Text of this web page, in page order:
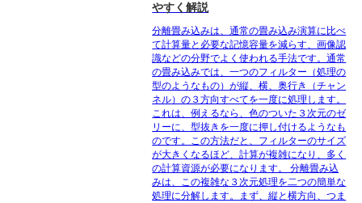
やすく解説
分離畳み込みは、通常の畳み込み演算に比べ
て計算量と必要な記憶容量を減らす、画像認
識などの分野でよく使われる手法です。通常
の畳み込みでは、一つのフィルター（処理の
型のようなもの）が縦、横、奥行き（チャン
ネル）の３方向すべてを一度に処理します。
これは、例えるなら、色のついた３次元のゼ
リーに、型抜きを一度に押し付けるようなも
のです。この方法だと、フィルターのサイズ
が大きくなるほど、計算が複雑になり、多く
の計算資源が必要になります。 分離畳み込
みは、この複雑な３次元処理を二つの簡単な
処理に分解します。まず、縦と横方向、つま